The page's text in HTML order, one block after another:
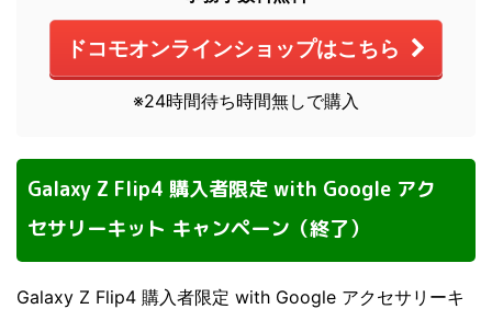
ドコモオンラインショップはこちら
※24時間待ち時間無しで購入
Galaxy Z Flip4 購入者限定 with Google アク
セサリーキット キャンペーン（終了）
Galaxy Z Flip4 購入者限定 with Google アクセサリーキ